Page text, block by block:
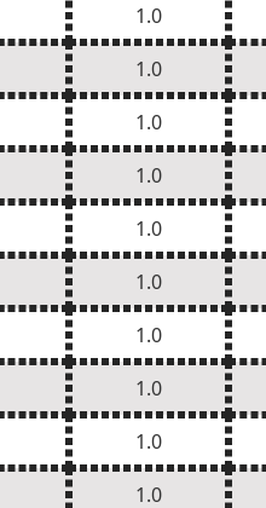
1.0
1.0
1.0
1.0
1.0
1.0
1.0
1.0
1.0
1.0